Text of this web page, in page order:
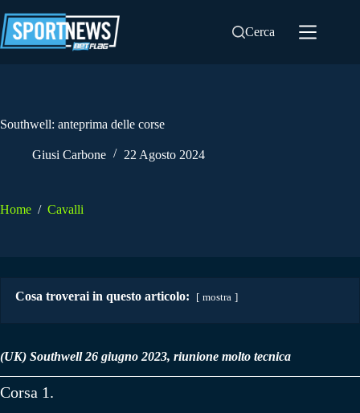
al
contenuto
Cerca
Southwell: anteprima delle corse
Giusi Carbone 22 Agosto 2024
Home / Cavalli
Cosa troverai in questo articolo: mostra
(UK) Southwell 26 giugno 2023, riunione molto tecnica
Corsa 1.